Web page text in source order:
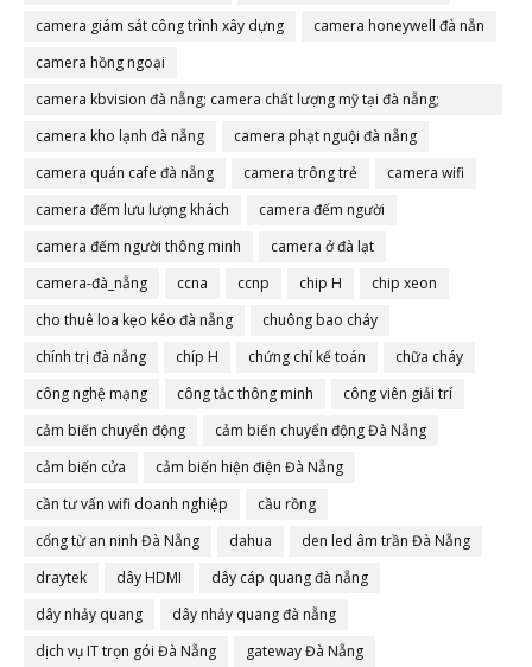
camera giám sát công trình xây dựng
camera honeywell đà nẵn
camera hồng ngoại
camera kbvision đà nẵng; camera chất lượng mỹ tại đà nẵng;
camera đà nẵng
camera kho lạnh đà nẵng
camera phạt nguội đà nẵng
camera quán cafe đà nẵng
camera trông trẻ
camera wifi
camera đếm lưu lượng khách
camera đếm người
camera đếm người thông minh
camera ở đà lạt
camera-đà_nẵng
ccna ccnp chip H
chip xeon
cho thuê loa kẹo kéo đà nẵng
chuông bao cháy
chính trị đà nẵng
chíp H chứng chỉ kế toán
chữa cháy
công nghệ mạng
công tắc thông minh
công viên giải trí
cảm biến chuyển động
cảm biến chuyển động Đà Nẵng
cảm biến cửa
cảm biến hiện điện Đà Nẵng
cần tư vấn wifi doanh nghiệp
cầu rồng
cổng từ an ninh Đà Nẵng
dahua
den led âm trần Đà Nẵng
draytek
dây HDMI
dây cáp quang đà nẵng
dây nhảy quang
dây nhảy quang đà nẵng
dịch vụ IT trọn gói Đà Nẵng
gateway Đà Nẵng